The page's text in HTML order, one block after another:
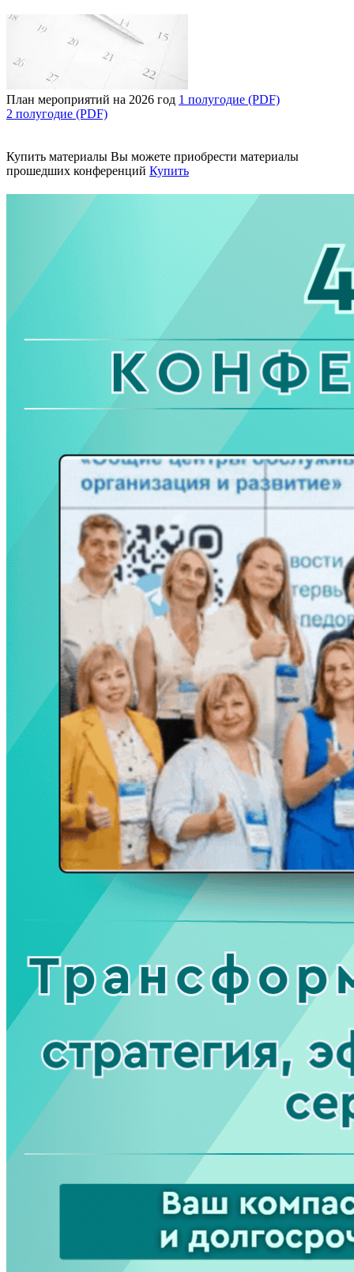
План мероприятий на 2026 год 1 полугодие (PDF)
2 полугодие (PDF)
Купить материалы Вы можете приобрести материалы
прошедших конференций Купить